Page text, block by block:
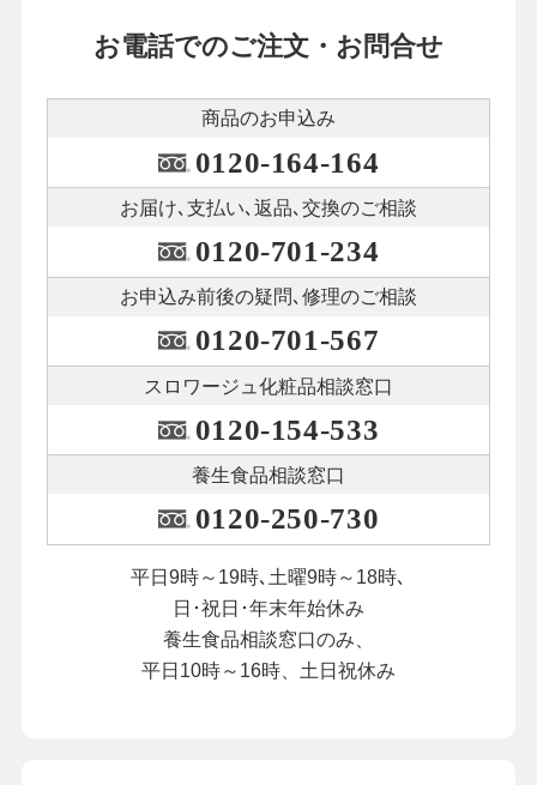
お電話でのご注文・お問合せ
商品のお申込み
0120-164-164
お届け､支払い､ 返品､交換のご相談
0120-701-234
お申込み前後の疑問､修理のご相談
0120-701-567
スロワージュ化粧品相談窓口
0120-154-533
養生食品相談窓口
0120-250-730
平日9時～19時､土曜9時～18時､
日･祝日･年末年始休み
養生食品相談窓口のみ、
平日10時～16時、土日祝休み